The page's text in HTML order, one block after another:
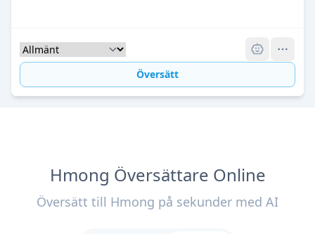
Översätt
Hmong Översättare Online
Översätt till Hmong på sekunder med AI